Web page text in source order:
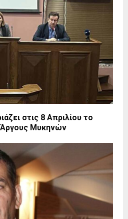
στις 8 Απριλίου το
Άργους Μυκηνών